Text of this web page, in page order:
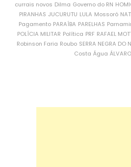
currais novos Dilma Governo do RN
PIRANHAS JUCURUTU LULA Mossoró
Pagamento PARAÍBA PARELHAS
POLÍCIA MILITAR Política PRF RAFAEL
Robinson Faria Roubo SERRA NEGRA DO
Costa Água